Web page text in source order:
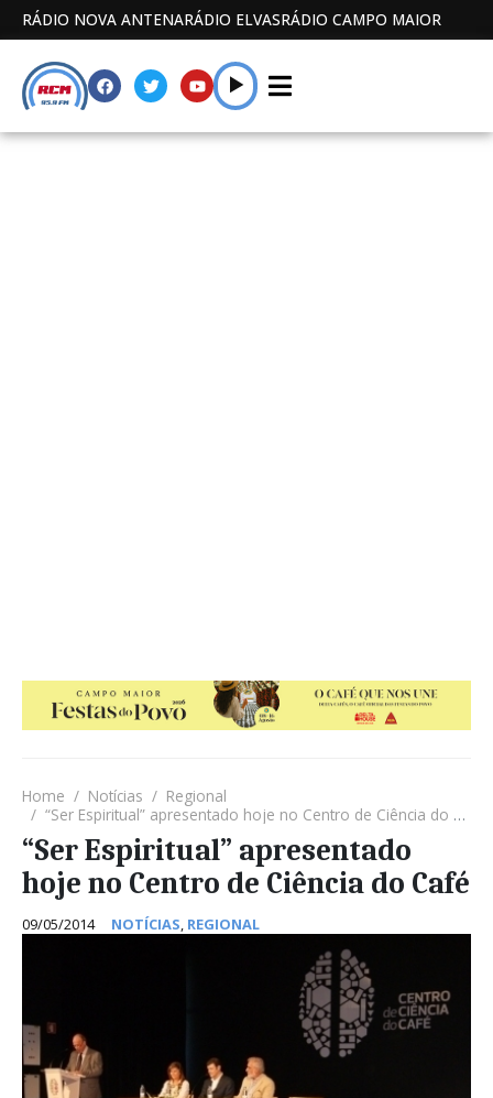
RÁDIO NOVA ANTENARÁDIO ELVASRÁDIO CAMPO MAIOR
Home Notícias
Regional
“Ser Espiritual” apresentado hoje no Centro de Ciência do Café
“Ser Espiritual” apresentado
hoje no Centro de Ciência do Café
09/05/2014 NOTÍCIAS, REGIONAL